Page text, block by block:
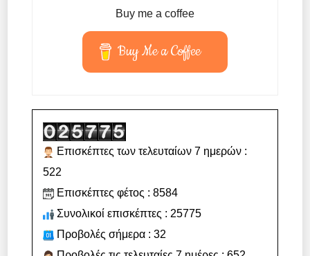
Buy me a coffee
Buy Me a Coffee
Επισκέπτες των τελευταίων 7 ημερών :
522
Επισκέπτες φέτος : 8584
Συνολικοί επισκέπτες : 25775
Προβολές σήμερα : 32